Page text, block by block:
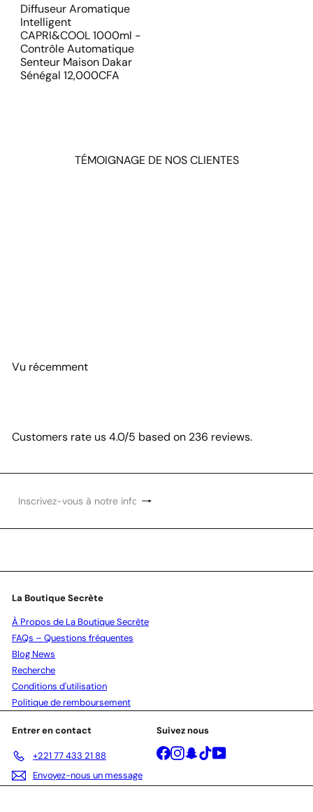
Diffuseur Aromatique
Intelligent
CAPRI&COOL 1000ml -
Contrôle Automatique
Senteur Maison Dakar
Sénégal 12,000CFA
TÉMOIGNAGE DE NOS CLIENTES
Vu récemment
Customers rate us 4.0/5 based on 236 reviews.
S'inscrire
Inscrivez-
à
La Boutique Secrète
À Propos de La Boutique Secrète
FAQs – Questions fréquentes
Blog News
Recherche
Conditions d'utilisation
Politique de remboursement
Entrer en contact
+221 77 433 21 88
Envoyez-nous un message
Suivez nous
Facebook
Instagram
Snapchat
TikTokYouTube